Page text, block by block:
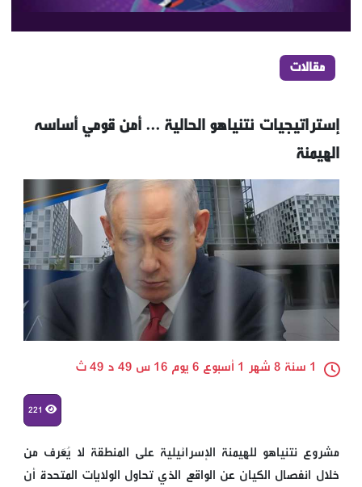
مقالات
إستراتيجيات نتنياهو الحالية ... أمن قومي أساسه
الهيمنة
1 سنة 8 شهر 1 أسبوع 6 يوم 16 س 49 د 49 ث
مشروع نتنياهو للهيمنة الإسرائيلية على المنطقة لا يُعَرف من
خلال انفصال الكيان عن الواقع الذي تحاول الولايات المتحدة أن